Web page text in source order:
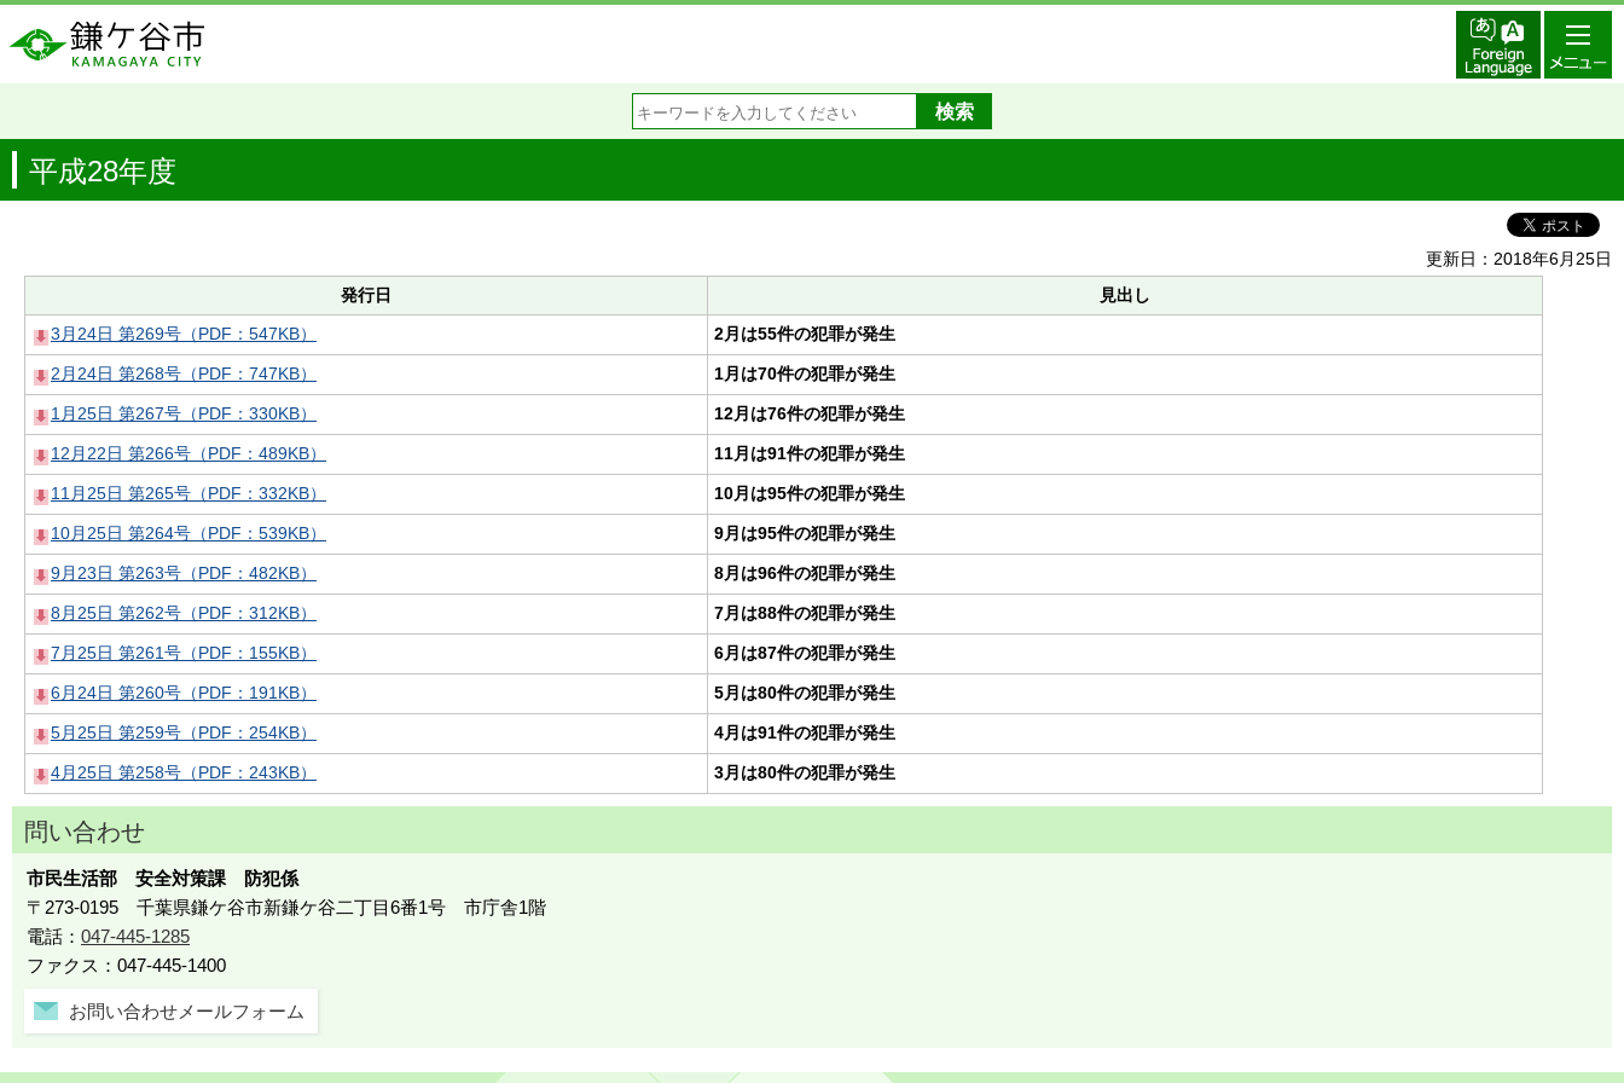
平成28年度
更新日：2018年6月25日
発行日 見出し
3月24日 第269号（PDF：547KB） 2月は55件の犯罪が発生
2月24日 第268号（PDF：747KB） 1月は70件の犯罪が発生
1月25日 第267号（PDF：330KB） 12月は76件の犯罪が発生
12月22日 第266号（PDF：489KB） 11月は91件の犯罪が発生
11月25日 第265号（PDF：332KB） 10月は95件の犯罪が発生
10月25日 第264号（PDF：539KB） 9月は95件の犯罪が発生
9月23日 第263号（PDF：482KB） 8月は96件の犯罪が発生
8月25日 第262号（PDF：312KB） 7月は88件の犯罪が発生
7月25日 第261号（PDF：155KB） 6月は87件の犯罪が発生
6月24日 第260号（PDF：191KB） 5月は80件の犯罪が発生
5月25日 第259号（PDF：254KB） 4月は91件の犯罪が発生
4月25日 第258号（PDF：243KB） 3月は80件の犯罪が発生
問い合わせ
市民生活部 安全対策課 防犯係
〒273-0195 千葉県鎌ケ谷市新鎌ケ谷二丁目6番1号 市庁舎1階
電話： 047-445-1285
ファクス：047-445-1400
お問い合わせメールフォーム